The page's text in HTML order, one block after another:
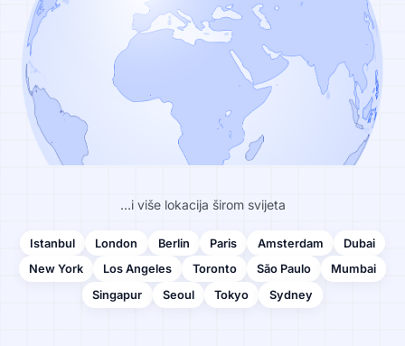
…i više lokacija širom svijeta
Istanbul London Berlin Paris Amsterdam
Dubai
New York
Los Angeles Toronto São Paulo
Mumbai
Singapur
Seoul Tokyo Sydney